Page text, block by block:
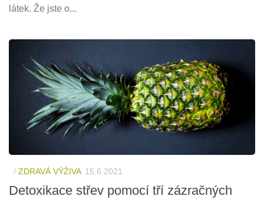
látek. Že jste o...
/ ZDRAVÁ VÝŽIVA 15.6.2021
Detoxikace střev pomocí tří zázračných